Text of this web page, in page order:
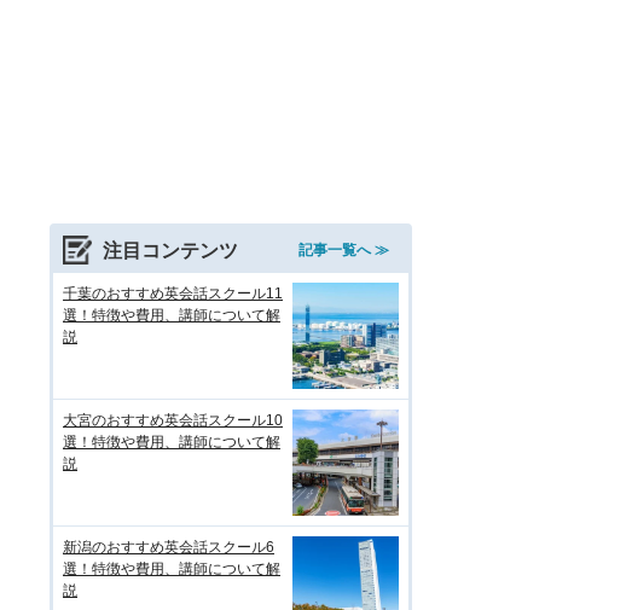
注目コンテンツ 記事一覧へ ≫
千葉のおすすめ英会話スクール11
選！特徴や費用、講師について解
説
大宮のおすすめ英会話スクール10
選！特徴や費用、講師について解
説
新潟のおすすめ英会話スクール6
選！特徴や費用、講師について解
説